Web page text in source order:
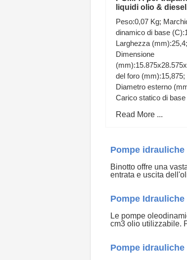
liquidi olio &
Peso:0,07 Kg;
dinamico di base
Larghezza
Dimensione
del foro
Diametro esterno
Carico statico di
Read More ...
Pompe
Binotto offre una
entrata e uscita
Pompe
Le pompe
cm3 olio utilizzabile.
Pompe